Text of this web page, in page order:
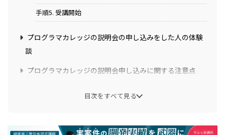
手順5. 受講開始
プログラマカレッジの説明会の申し込みをした人の体験
談
プログラマカレッジの説明会申し込みに関する注意点
目次をすべて見る